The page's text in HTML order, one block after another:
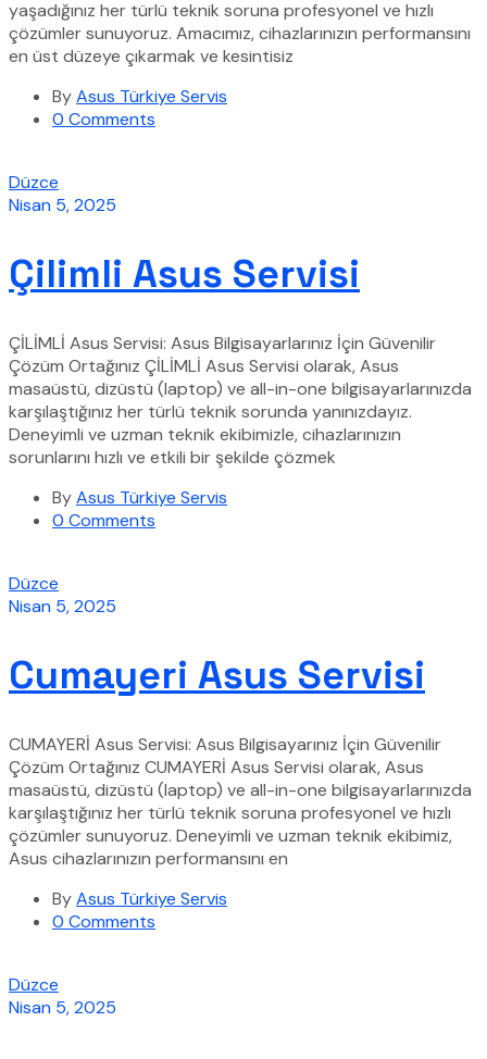
yaşadığınız her türlü teknik soruna profesyonel ve hızlı
çözümler sunuyoruz. Amacımız, cihazlarınızın performansını
en üst düzeye çıkarmak ve kesintisiz
ByAsus Türkiye Servis
0 Comments
Düzce
Nisan 5, 2025
Çilimli Asus Servisi
ÇİLİMLİ Asus Servisi: Asus Bilgisayarlarınız İçin Güvenilir
Çözüm Ortağınız ÇİLİMLİ Asus Servisi olarak, Asus
masaüstü, dizüstü (laptop) ve all-in-one bilgisayarlarınızda
karşılaştığınız her türlü teknik sorunda yanınızdayız.
Deneyimli ve uzman teknik ekibimizle, cihazlarınızın
sorunlarını hızlı ve etkili bir şekilde çözmek
ByAsus Türkiye Servis
0 Comments
Düzce
Nisan 5, 2025
Cumayeri Asus Servisi
CUMAYERİ Asus Servisi: Asus Bilgisayarınız İçin Güvenilir
Çözüm Ortağınız CUMAYERİ Asus Servisi olarak, Asus
masaüstü, dizüstü (laptop) ve all-in-one bilgisayarlarınızda
karşılaştığınız her türlü teknik soruna profesyonel ve hızlı
çözümler sunuyoruz. Deneyimli ve uzman teknik ekibimiz,
Asus cihazlarınızın performansını en
ByAsus Türkiye Servis
0 Comments
Düzce
Nisan 5, 2025